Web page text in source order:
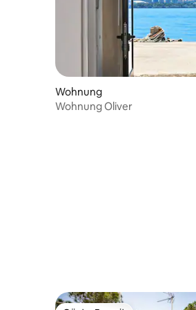
Wohnung
Wohnung Oliver